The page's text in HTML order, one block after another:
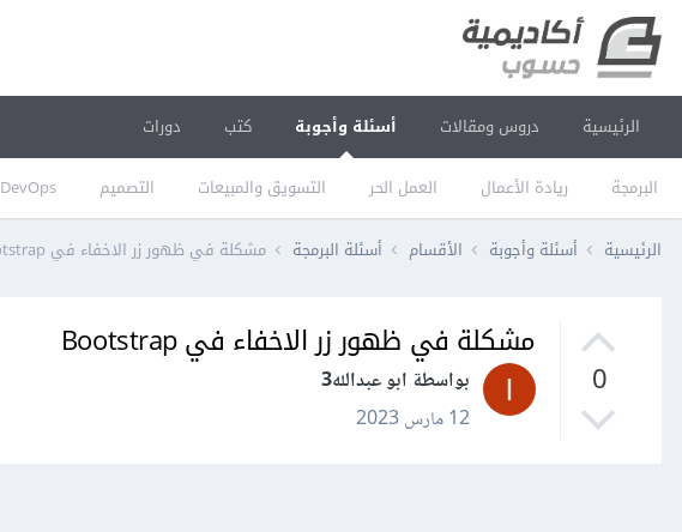
الرئيسية دروس ومقالات أسئلة وأجوبة
البرمجة ريادة الأعمال العمل الحر التسويق والمبيعات التصميم DevOps
كتب دورات
الرئيسية أسئلة وأجوبة الأقسام أسئلة البرمجة مشكلة في ظهور زر الاخفاء في Bootstrap
0
مشكلة في ظهور زر الاخفاء في Bootstrap
بواسطة ابو عبدالله3
12 مارس 2023